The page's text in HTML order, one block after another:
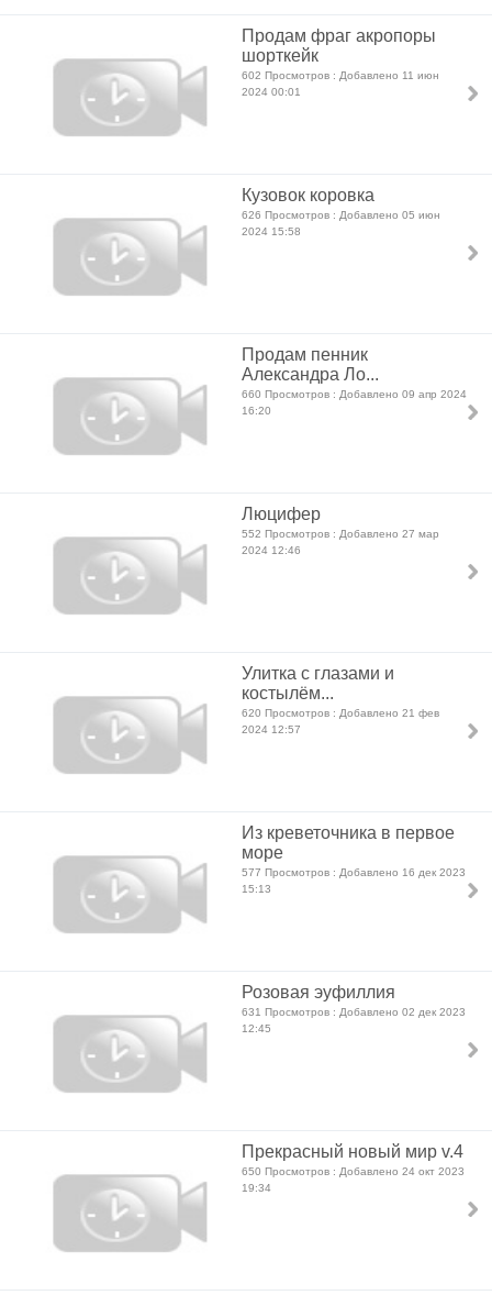
Продам фраг акропоры
шорткейк
602 Просмотров : Добавлено 11 июн
2024 00:01
Кузовок коровка
626 Просмотров : Добавлено 05 июн
2024 15:58
Продам пенник
Александра Ло...
660 Просмотров : Добавлено 09 апр 2024
16:20
Люцифер
552 Просмотров : Добавлено 27 мар
2024 12:46
Улитка с глазами и
костылём...
620 Просмотров : Добавлено 21 фев
2024 12:57
Из креветочника в первое
море
577 Просмотров : Добавлено 16 дек 2023
15:13
Розовая эуфиллия
631 Просмотров : Добавлено 02 дек 2023
12:45
Прекрасный новый мир v.4
650 Просмотров : Добавлено 24 окт 2023
19:34